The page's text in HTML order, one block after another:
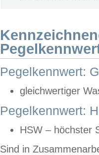
Pegelkennwert:
gleichwertiger
Pegelkennwert:
HSW – höchster
Sind in